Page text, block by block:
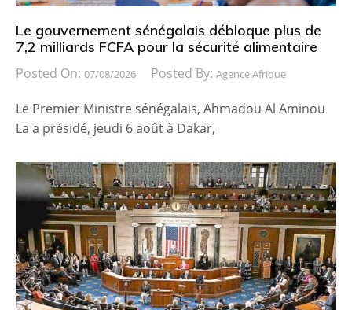
Le gouvernement sénégalais débloque plus de
7,2 milliards FCFA pour la sécurité alimentaire
Posted On: 07/08/2026 Posted By: Agence Afrique
Le Premier Ministre sénégalais, Ahmadou Al Aminou
La a présidé, jeudi 6 août à Dakar,